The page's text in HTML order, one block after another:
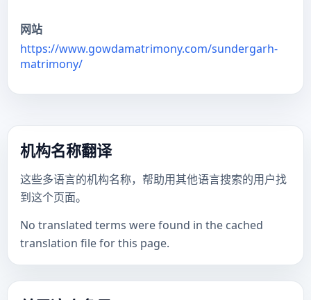
网站
https://www.gowdamatrimony.com/sundergarh-
matrimony/
机构名称翻译
这些多语言的机构名称，帮助用其他语言搜索的用户找
到这个页面。
No translated terms were found in the cached
translation file for this page.